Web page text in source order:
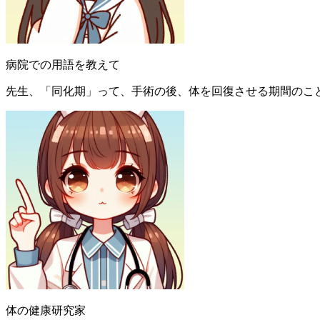
病院での用語を教えて
先生、「同化期」って、手術の後、体を回復させる期間のこ
体の健康研究家